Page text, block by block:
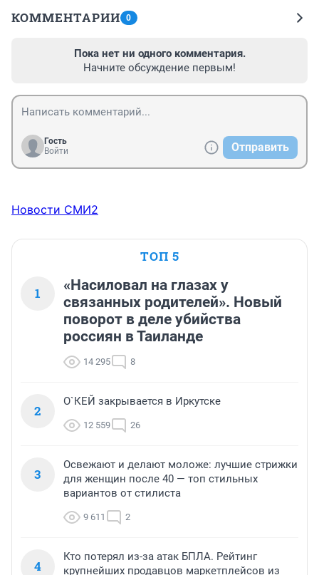
КОММЕНТАРИИ 0
Пока нет ни одного комментария.
Начните обсуждение первым!
Гость
Войти
Отправить
Новости СМИ2
ТОП 5
1
«Насиловал на глазах у
связанных родителей». Новый
поворот в деле убийства
россиян в Таиланде
14 295 8
2
О`КЕЙ закрывается в Иркутске
12 559 26
3
Освежают и делают моложе: лучшие стрижки
для женщин после 40 — топ стильных
вариантов от стилиста
9 611 2
4
Кто потерял из-за атак БПЛА. Рейтинг
крупнейших продавцов маркетплейсов из